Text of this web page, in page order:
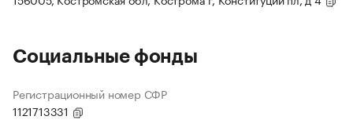
Социальные фонды
Регистрационный номер СФР
1121713331